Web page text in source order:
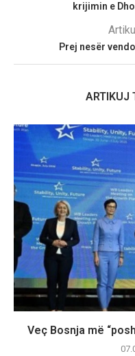
krijimin e
Prej nesër
ARTIKUJ
​Veç Bosnja më